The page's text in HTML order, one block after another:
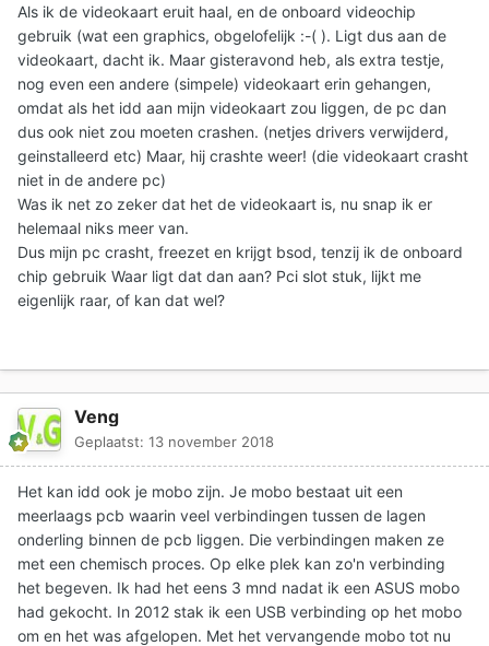
Als ik de videokaart eruit haal, en de onboard videochip
gebruik (wat een graphics, obgelofelijk :-( ). Ligt dus aan de
videokaart, dacht ik. Maar gisteravond heb, als extra testje,
nog even een andere (simpele) videokaart erin gehangen,
omdat als het idd aan mijn videokaart zou liggen, de pc dan
dus ook niet zou moeten crashen. (netjes drivers verwijderd,
geinstalleerd etc) Maar, hij crashte weer! (die videokaart crasht
niet in de andere pc)
Was ik net zo zeker dat het de videokaart is, nu snap ik er
helemaal niks meer van.
Dus mijn pc crasht, freezet en krijgt bsod, tenzij ik de onboard
chip gebruik Waar ligt dat dan aan? Pci slot stuk, lijkt me
eigenlijk raar, of kan dat wel?
Veng
Geplaatst: 13 november 2018
Het kan idd ook je mobo zijn. Je mobo bestaat uit een
meerlaags pcb waarin veel verbindingen tussen de lagen
onderling binnen de pcb liggen. Die verbindingen maken ze
met een chemisch proces. Op elke plek kan zo'n verbinding
het begeven. Ik had het eens 3 mnd nadat ik een ASUS mobo
had gekocht. In 2012 stak ik een USB verbinding op het mobo
om en het was afgelopen. Met het vervangende mobo tot nu